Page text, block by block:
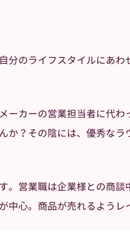
のライフスタイルにあわ
カーの営業担当者に代
か？その陰には、優秀なラ
営業職は企業様との商談
心。商品が売れるよう